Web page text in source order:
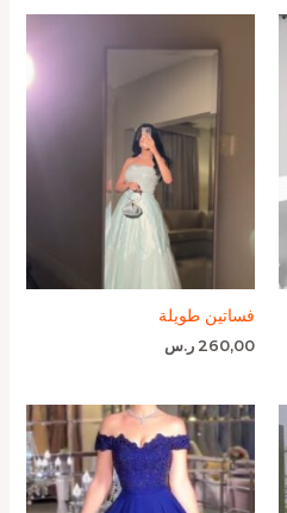
فساتين طويلة
260,00 ر.س